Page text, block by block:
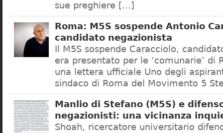
sue preghiere […]
Roma: M5S sospende Antonio
candidato negazionista
Il M5S sospende Caracciolo,
era presentato per le ‘comunarie’ di
una lettera ufficiale Uno degli
sindaco di Roma del Movimento 5
Manlio di Stefano (M5S) e
negazionisti: una vicinanza
Shoah, ricercatore universitario